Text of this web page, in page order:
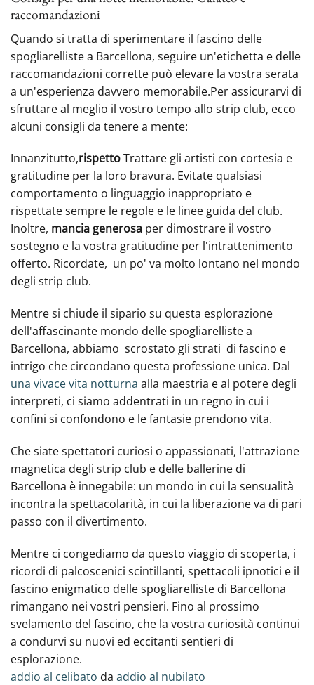
raccomandazioni
Quando si tratta di sperimentare il fascino delle
spogliarelliste a Barcellona, seguire un'etichetta e delle
raccomandazioni corrette può elevare la vostra serata
a un'esperienza davvero memorabile.Per assicurarvi‍ di
sfruttare al meglio il vostro tempo allo strip club, ecco
alcuni consigli da tenere a mente:
Innanzitutto,rispettoTrattare gli artisti con cortesia e
gratitudine per la loro bravura. Evitate qualsiasi
comportamento o linguaggio inappropriato e
rispettate sempre le regole e le linee guida del club.
Inoltre, mancia generosa per dimostrare il vostro
sostegno e la vostra gratitudine per l'intrattenimento
offerto. Ricordate, ‍ un po' va molto lontano nel mondo
degli strip club.
Mentre si chiude il sipario su questa esplorazione ‍
dell'affascinante mondo delle spogliarelliste a
Barcellona, abbiamo ‍ scrostato gli strati ‍ di fascino e
intrigo che circondano questa professione unica. Dal
una vivace vita notturna alla maestria e al potere degli
interpreti, ci siamo addentrati in un regno in cui i
confini si confondono e le fantasie prendono vita.
Che siate spettatori curiosi o appassionati, l'attrazione
magnetica degli strip club e delle ballerine di
Barcellona è innegabile: un mondo in cui la sensualità
incontra la spettacolarità, in cui la liberazione va di pari
passo con il divertimento.
Mentre ci congediamo da questo viaggio di scoperta, i
ricordi di palcoscenici scintillanti, spettacoli ipnotici e il
fascino enigmatico delle spogliarelliste di Barcellona
rimangano nei vostri pensieri. Fino al prossimo
svelamento del fascino, che la vostra curiosità continui
a condurvi su nuovi ed eccitanti sentieri di
esplorazione.
addio al celibato da addio al nubilato